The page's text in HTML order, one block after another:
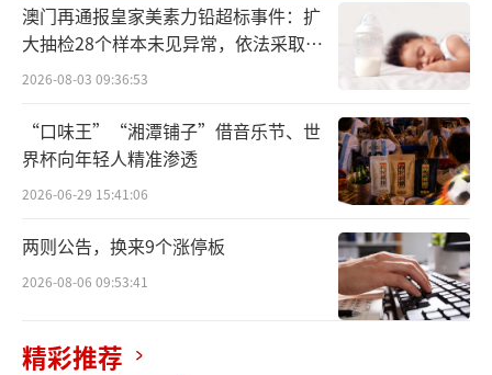
澳门再通报皇家美素力铅超标事件：扩
大抽检28个样本未见异常，依法采取预
防性下架
2026-08-03 09:36:53
“口味王”“湘潭铺子”借音乐节、世
界杯向年轻人精准渗透
2026-06-29 15:41:06
两则公告，换来9个涨停板
2026-08-06 09:53:41
精彩推荐